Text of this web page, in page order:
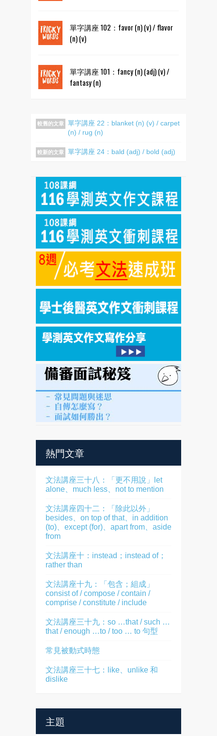
單字講座 102：favor (n) (v) / flavor
(n) (v)
單字講座 101：fancy (n) (adj) (v) /
fantasy (n)
較舊的文章
單字講座 22：blanket (n) (v) / carpet
(n) / rug (n)
較新的文章 單字講座 24：bald (adj) / bold (adj)
熱門文章
文法講座三十八：「更不用說」let
alone、much less、not to mention
文法講座四十二：「除此以外」
besides、on top of that、in addition
(to)、except (for)、apart from、aside
from
文法講座十：instead；instead of；
rather than
文法講座十九：「包含；組成」
consist of / compose / contain /
comprise / constitute / include
文法講座三十九：so …that / such …
that / enough …to / too … to 句型
常見被動式時態
文法講座三十七：like、unlike 和
dislike
主題